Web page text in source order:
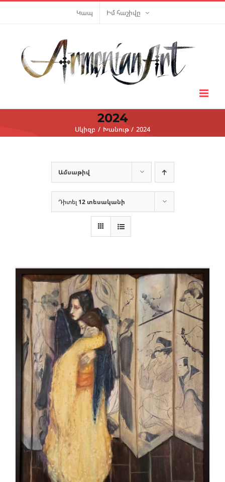
Կապ Իմ հաշիվը
2024
Սկիզբ Խանութ 2024
Ամսաթիվ
Դիտել 12 տեսականի